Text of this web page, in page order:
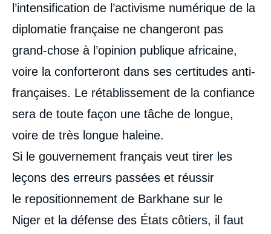
l’intensification de l’activisme numérique de la
diplomatie française ne changeront pas
grand-chose à l’opinion publique africaine,
voire la conforteront dans ses certitudes anti-
françaises. Le rétablissement de la confiance
sera de toute façon une tâche de longue,
voire de très longue haleine.
Si le gouvernement français veut tirer les
leçons des erreurs passées et réussir
le repositionnement de Barkhane sur le
Niger et la défense des États côtiers, il faut